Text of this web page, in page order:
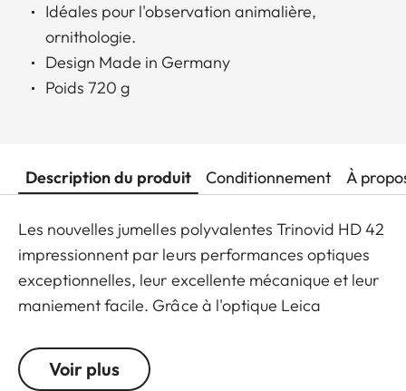
Idéales pour l'observation animalière,
ornithologie.
Design Made in Germany
Poids 720 g
Description du produit Conditionnement À
Les nouvelles jumelles polyvalentes Trinovid HD 42
impressionnent par leurs performances optiques
exceptionnelles, leur excellente mécanique et leur
maniement facile. Grâce à l'optique Leica
premier ordre, une fidélité optimale des couleurs et
une fine transmission de la lumière. Le
Voir plus